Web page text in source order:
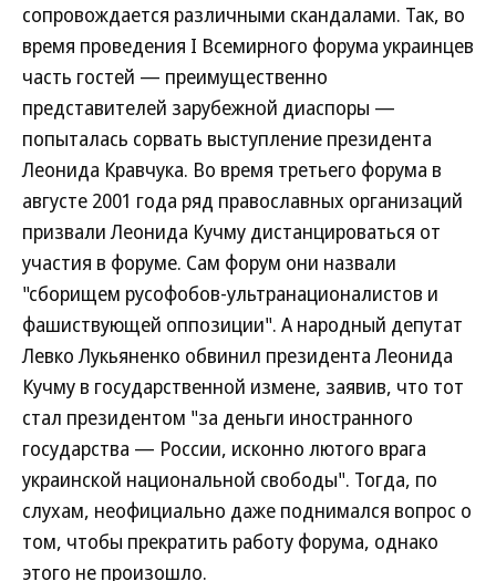
сопровождается различными скандалами. Так, во
время проведения I Всемирного форума украинцев
часть гостей — преимущественно
представителей зарубежной диаспоры —
попыталась сорвать выступление президента
Леонида Кравчука. Во время третьего форума в
августе 2001 года ряд православных организаций
призвали Леонида Кучму дистанцироваться от
участия в форуме. Сам форум они назвали
"сборищем русофобов-ультранационалистов и
фашиствующей оппозиции". А народный депутат
Левко Лукьяненко обвинил президента Леонида
Кучму в государственной измене, заявив, что тот
стал президентом "за деньги иностранного
государства — России, исконно лютого врага
украинской национальной свободы". Тогда, по
слухам, неофициально даже поднимался вопрос о
том, чтобы прекратить работу форума, однако
этого не произошло.